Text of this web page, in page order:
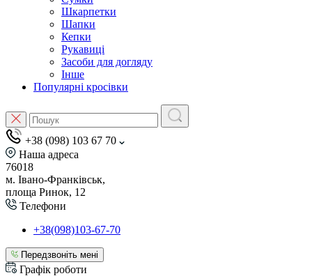
Шкарпетки
Шапки
Кепки
Рукавиці
Засоби для догляду
Інше
Популярні кросівки
+38 (098) 103 67 70
Наша адреса
76018
м. Івано-Франківськ,
площа Ринок, 12
Телефони
+38(098)103-67-70
Передзвоніть мені
Графік роботи